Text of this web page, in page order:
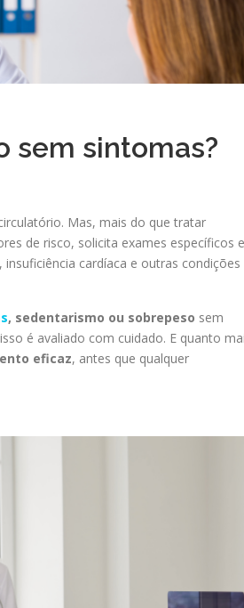
sem sintomas?
Mas, mais do que tratar
de risco, solicita exames específicos e
cardíaca e outras condições
, sedentarismo ou sobrepeso sem
é avaliado com cuidado. E quanto
eficaz, antes que qualquer